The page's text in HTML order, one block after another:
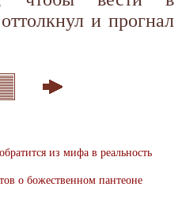
и прогнал
из мифа в реальность
о божественном пантеоне